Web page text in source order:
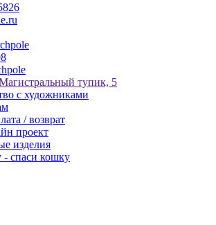
тупик, 5
с художниками
/ возврат
проект
изделия
спаси кошку